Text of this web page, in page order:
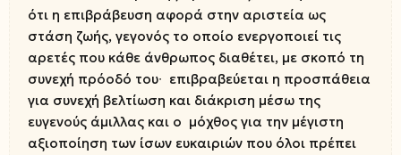
ότι η επιβράβευση αφορά στην αριστεία ως
στάση ζωής, γεγονός το οποίο ενεργοποιεί τις
αρετές που κάθε άνθρωπος διαθέτει, με σκοπό τη
συνεχή πρόοδό του∙ επιβραβεύεται η προσπάθεια
για συνεχή βελτίωση και διάκριση μέσω της
ευγενούς άμιλλας και ο μόχθος για την μέγιστη
αξιοποίηση των ίσων ευκαιριών που όλοι πρέπει